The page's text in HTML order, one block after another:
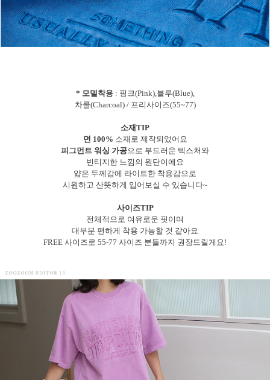
* 모델착용: 핑크(Pink),블루(Blue),
차콜(Charcoal) / 프리사이즈(55~77)
소재TIP
면 100% 소재로 제작되었어요
피그먼트 워싱 가공으로 부드러운 텍스처와
빈티지한 느낌의 원단이에요
얇은 두께감에 라이트한 착용감으로
시원하고 산뜻하게 입어보실 수 있습니다~
사이즈TIP
전체적으로 여유로운 핏이며
대부분 편하게 착용 가능할 것 같아요
FREE 사이즈로 55-77 사이즈 분들까지 권장드릴게요!